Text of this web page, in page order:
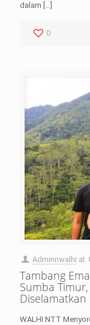
dalam […]
0
Adminnwalhi at
Tambang
Sumba
WALHI NTT